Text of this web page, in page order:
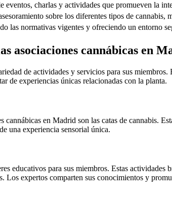
eventos, charlas y actividades que promueven la
sobre los diferentes tipos de cannabis,
las normativas vigentes y ofreciendo un entorno
asociaciones cannábicas en
de actividades y servicios para sus
de experiencias únicas relacionadas con la planta.
en Madrid son las catas de cannabis.
una experiencia sensorial única.
educativos para sus miembros. Estas
Los expertos comparten sus conocimientos y